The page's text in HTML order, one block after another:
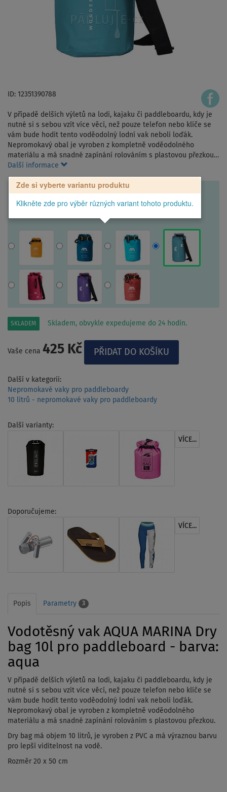
ID: 12351390788
V případě delších výletů na lodi, kajaku či paddleboardu, kdy je
nutné si s sebou vzít více věcí, než pouze telefon nebo klíče se
vám bude hodit tento voděodolný lodní vak neboli loďák.
Nepromokavý obal je vyroben z kompletně voděodolného
materiálu a má snadné zapínání rolováním s plastovou přezkou…
Další informace
Zde si vyberte variantu produktu
Klikněte zde pro výběr různých variant tohoto produktu.
SKLADEM Skladem, obvykle expedujeme do 24 hodin.
Vaše cena 425 Kč
Další v kategorii:
Nepromokavé vaky pro paddleboardy
10 litrů - nepromokavé vaky pro paddleboardy
Další varianty:
VÍCE...
Doporučujeme:
VÍCE...
Popis Parametry 3
Vodotěsný vak AQUA MARINA Dry
bag 10l pro paddleboard - barva:
aqua
V případě delších výletů na lodi, kajaku či paddleboardu, kdy je
nutné si s sebou vzít více věcí, než pouze telefon nebo klíče se
vám bude hodit tento voděodolný lodní vak neboli loďák.
Nepromokavý obal je vyroben z kompletně voděodolného
materiálu a má snadné zapínání rolováním s plastovou přezkou.
Dry bag má objem 10 litrů, je vyroben z PVC a má výraznou barvu
pro lepší viditelnost na vodě.
Rozměr 20 x 50 cm